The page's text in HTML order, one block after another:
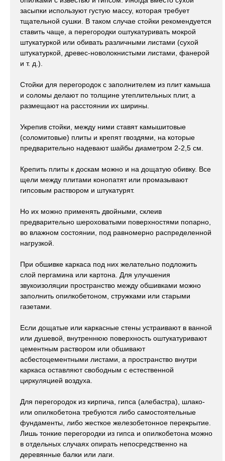
засыпки используют густую массу, которая требует
тщательной сушки. В таком случае стойки рекомендуется
ставить чаще, а перегородки оштукатуривать мокрой
штукатуркой или обивать различными листами (сухой
штукатуркой, древес-новолокнистыми листами, фанерой
и т. д.).
Стойки для перегородок с заполнителем из плит камыша
и соломы делают по толщине утеплительных плит, а
размещают на расстоянии их ширины.
Укрепив стойки, между ними ставят камышитовые
(соломитовые) плиты и крепят гвоздями, на которые
предварительно надевают шайбы диаметром 2-2,5 см.
Крепить плиты к доскам можно и на дощатую обивку. Все
щели между плитами конопатят или промазывают
гипсовым раствором и штукатурят.
Но их можно применять двойными, склеив
предварительно шероховатыми поверхностями попарно,
во влажном состоянии, под равномерно распределенной
нагрузкой.
При обшивке каркаса под них желательно подложить
слой пергамина или картона. Для улучшения
звукоизоляции пространство между обшивками можно
заполнить опилкобетоном, стружками или старыми
газетами.
Если дощатые или каркасные стены устраивают в ванной
или душевой, внутреннюю поверхность оштукатуривают
цементным раствором или обшивают
асбестоцементными листами, а пространство внутри
каркаса оставляют свободным с естественной
циркуляцией воздуха.
Для перегородок из кирпича, гипса (алебастра), шлако-
или опилкобетона требуются либо самостоятельные
фундаменты, либо жесткое железобетонное перекрытие.
Лишь тонкие перегородки из гипса и опилкобетона можно
в отдельных случаях опирать непосредственно на
деревянные балки или лаги.